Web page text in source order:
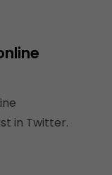
in Twitter.